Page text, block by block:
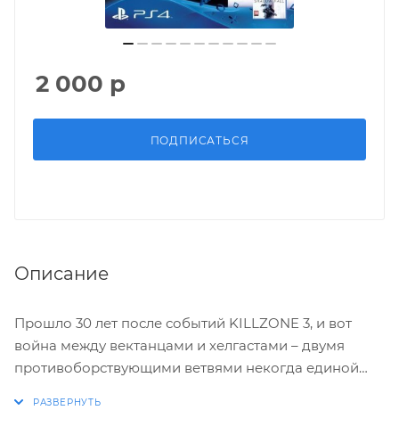
2 000 р
ПОДПИСАТЬСЯ
Описание
Прошло 30 лет после событий KILLZONE 3, и вот
война между вектанцами и хелгастами – двумя
противоборствующими ветвями некогда единой